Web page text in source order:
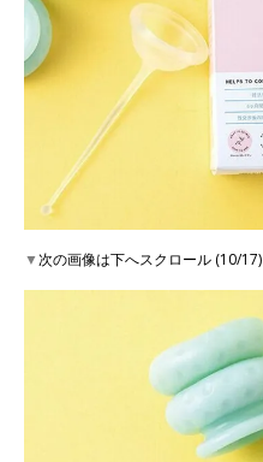
▼次の画像は下へスクロール (10/17)